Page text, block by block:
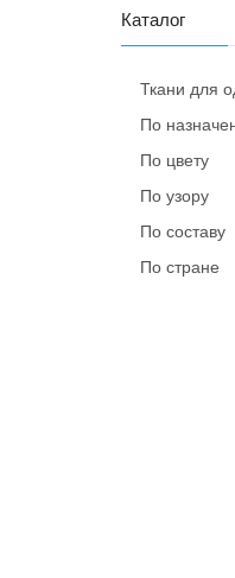
Каталог
Ткани для
По
По цвету
По узору
По составу
По стране